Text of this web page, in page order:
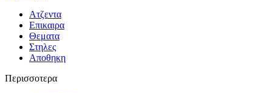
Ατζεντα
Επικαιρα
Θεματα
Στηλες
Αποθηκη
Περισσοτερα